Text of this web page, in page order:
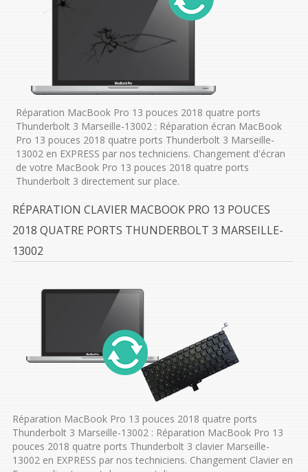
Réparation MacBook Pro 13 pouces 2018 quatre ports
Thunderbolt 3 Marseille-13002 : Réparation écran MacBook
Pro 13 pouces 2018 quatre ports Thunderbolt 3 Marseille-
13002 en EXPRESS par nos techniciens. Changement d'écran
de votre MacBook Pro 13 pouces 2018 quatre ports
Thunderbolt 3 directement sur place.
RÉPARATION CLAVIER MACBOOK PRO 13 POUCES
2018 QUATRE PORTS THUNDERBOLT 3 MARSEILLE-
13002
Réparation MacBook Pro 13 pouces 2018 quatre ports
Thunderbolt 3 Marseille-13002 : Réparation MacBook Pro 13
pouces 2018 quatre ports Thunderbolt 3 clavier Marseille-
13002 en EXPRESS par nos techniciens. Changement Clavier en